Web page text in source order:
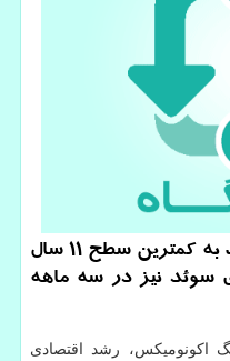
نیازگاه: رشد اقتصادی دانمارك به كمترین سطح 11 سال
سوئد نیز در سه ماهه
اکونومیکس، رشد اقتصادی